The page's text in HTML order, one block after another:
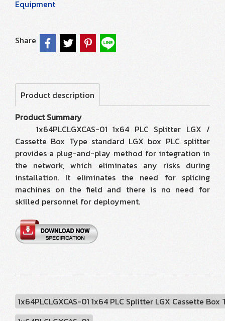
Equipment
Share
Product description
Product Summary
1x64PLCLGXCAS-01 1x64 PLC Splitter LGX /
Cassette Box Type standard LGX box PLC splitter
provides a plug-and-play method for integration in
the network, which eliminates any risks during
installation. It eliminates the need for splicing
machines on the field and there is no need for
skilled personnel for deployment.
1x64PLCLGXCAS-01 1x64 PLC Splitter LGX Cassette Box